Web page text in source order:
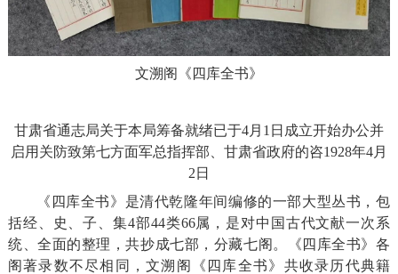
文溯阁《四库全书》
甘肃省通志局关于本局筹备就绪已于4月1日成立开始办公并
启用关防致第七方面军总指挥部、甘肃省政府的咨1928年4月
2日
《四库全书》是清代乾隆年间编修的一部大型丛书，包
括经、史、子、集4部44类66属，是对中国古代文献一次系
统、全面的整理，共抄成七部，分藏七阁。《四库全书》各
阁著录数不尽相同，文溯阁《四库全书》共收录历代典籍